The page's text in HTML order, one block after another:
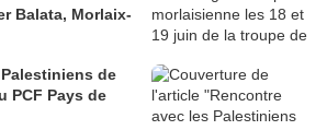
Balata, Morlaix-
de
PCF Pays de